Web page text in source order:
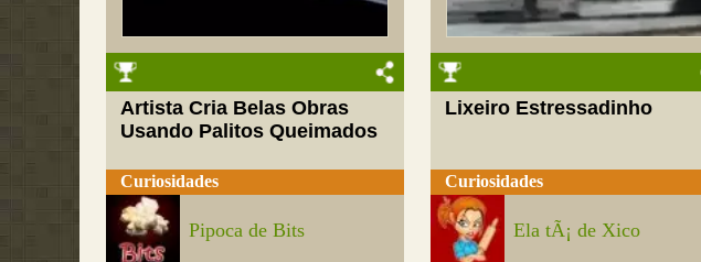
Artista Cria Belas Obras
Usando Palitos Queimados
Curiosidades
Pipoca de Bits
Lixeiro Estressadinho
Curiosidades
Ela tÃ¡ de Xico